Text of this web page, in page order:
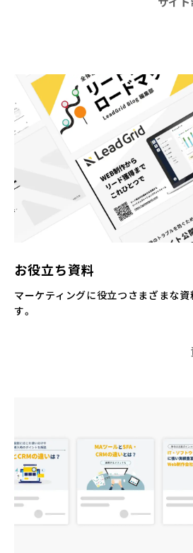
お役立ち資料
マーケティングに役立つさまざまな
す。